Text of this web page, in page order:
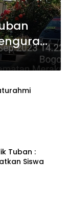
Tuban :
Siswa